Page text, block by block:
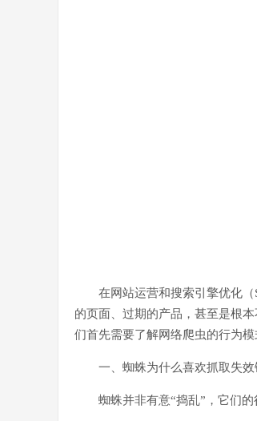
在网站运营和搜索引擎优化
的页面、过期的产品，甚至是根
们首先需要了解网络爬虫的行为模
一、蜘蛛为什么喜欢抓取失效
蜘蛛并非有意“捣乱”，它们